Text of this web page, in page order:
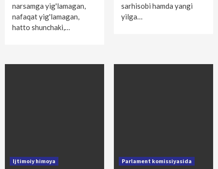
narsamga yig'lamagan,
nafaqat yig'lamagan,
hatto shunchaki,…
sarhisobi hamda yangi
yilga…
Ijtimoiy himoya Parlament komissiyasida